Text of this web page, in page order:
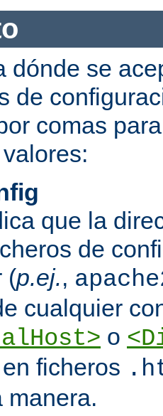
dónde se
de
comas
que la
de
(p.ej.,
cualquier
o
ficheros
manera.